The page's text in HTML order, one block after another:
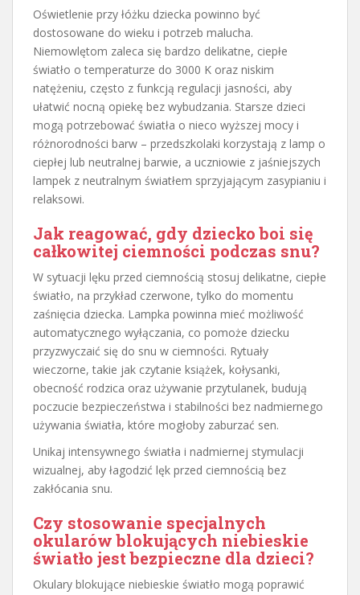
Oświetlenie przy łóżku dziecka powinno być
dostosowane do wieku i potrzeb malucha.
Niemowlętom zaleca się bardzo delikatne, ciepłe
światło o temperaturze do 3000 K oraz niskim
natężeniu, często z funkcją regulacji jasności, aby
ułatwić nocną opiekę bez wybudzania. Starsze dzieci
mogą potrzebować światła o nieco wyższej mocy i
różnorodności barw – przedszkolaki korzystają z lamp o
ciepłej lub neutralnej barwie, a uczniowie z jaśniejszych
lampek z neutralnym światłem sprzyjającym zasypianiu i
relaksowi.
Jak reagować, gdy dziecko boi się
całkowitej ciemności podczas snu?
W sytuacji lęku przed ciemnością stosuj delikatne, ciepłe
światło, na przykład czerwone, tylko do momentu
zaśnięcia dziecka. Lampka powinna mieć możliwość
automatycznego wyłączania, co pomoże dziecku
przyzwyczaić się do snu w ciemności. Rytuały
wieczorne, takie jak czytanie książek, kołysanki,
obecność rodzica oraz używanie przytulanek, budują
poczucie bezpieczeństwa i stabilności bez nadmiernego
używania światła, które mogłoby zaburzać sen.
Unikaj intensywnego światła i nadmiernej stymulacji
wizualnej, aby łagodzić lęk przed ciemnością bez
zakłócania snu.
Czy stosowanie specjalnych
okularów blokujących niebieskie
światło jest bezpieczne dla dzieci?
Okulary blokujące niebieskie światło mogą poprawić